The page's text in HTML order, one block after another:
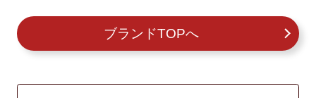
ブランドTOPへ